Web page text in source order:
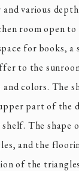
various
room open
for books,
to the
colors. The
part of the
The shape
and the
of the